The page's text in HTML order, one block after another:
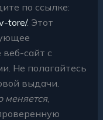
по ссылке:
tore/. Этот
сайт с
Не полагайтесь
выдачи.
меняется,